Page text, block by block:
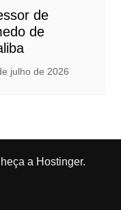
de
de
julho de 2026
a Hostinger.